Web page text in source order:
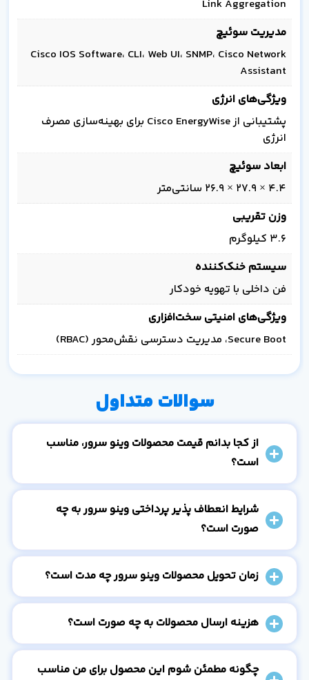
Link Aggregation
مدیریت سوئیچ
Cisco IOS Software، CLI، Web UI، SNMP، Cisco Network
Assistant
ویژگی‌های انرژی
پشتیبانی از Cisco EnergyWise برای بهینه‌سازی مصرف
انرژی
ابعاد سوئیچ
4.4 × 27.9 × 26.9 سانتی‌متر
وزن تقریبی
3.6 کیلوگرم
سیستم خنک‌کننده
فن داخلی با تهویه خودکار
ویژگی‌های امنیتی سخت‌افزاری
Secure Boot، مدیریت دسترسی نقش‌محور (RBAC)
سوالات متداول
از کجا بدانم قیمت محصولات وینو سرور، مناسب
است؟
شرایط انعطاف پذیر پرداختی وینو سرور به چه
صورت است؟
زمان تحویل محصولات وینو سرور چه مدت است؟
هزینه ارسال محصولات به چه صورت است؟
چگونه مطمئن شوم این محصول برای من مناسب